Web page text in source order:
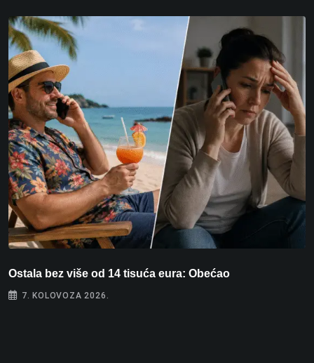
Ostala bez više od 14 tisuća eura: Obećao
7. KOLOVOZA 2026.